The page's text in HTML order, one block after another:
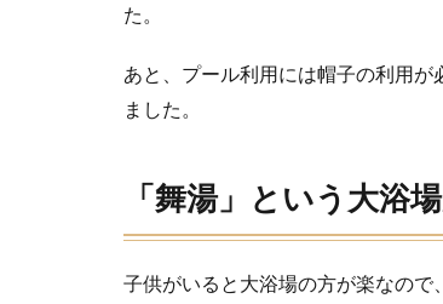
ク
ィ
ン
部
屋
は
供
た。
あと、プール利用には帽子の利用
ました。
「舞湯」という大浴
子供がいると大浴場の方が楽なの